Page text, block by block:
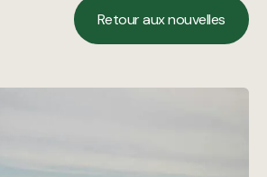
Retour aux nouvelles